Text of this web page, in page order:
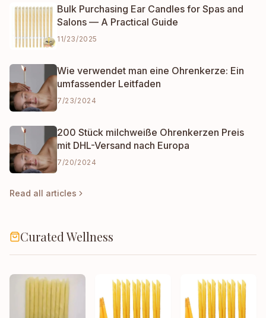
Bulk Purchasing Ear Candles for Spas and
Salons — A Practical Guide
11/23/2025
Wie verwendet man eine Ohrenkerze: Ein
umfassender Leitfaden
7/23/2024
200 Stück milchweiße Ohrenkerzen Preis
mit DHL-Versand nach Europa
7/20/2024
Read all articles
Curated Wellness